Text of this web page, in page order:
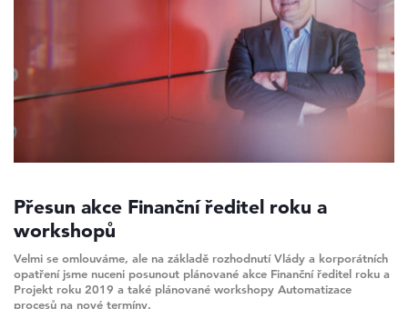
Přesun akce Finanční ředitel roku a
workshopů
Velmi se omlouváme, ale na základě rozhodnutí Vlády a korporátních
opatření jsme nuceni posunout plánované akce Finanční ředitel roku a
Projekt roku 2019 a také plánované workshopy Automatizace
procesů na nové termíny.